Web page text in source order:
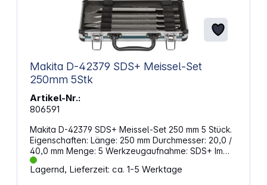
Makita D-42379 SDS+ Meissel-Set
250mm 5Stk
Artikel-Nr.:
806591
Makita D-42379 SDS+ Meissel-Set 250 mm 5 Stück.
Eigenschaften: Länge: 250 mm Durchmesser: 20,0 /
40,0 mm Menge: 5 Werkzeugaufnahme: SDS+ Im
Lagernd, Lieferzeit: ca. 1-5 Werktage